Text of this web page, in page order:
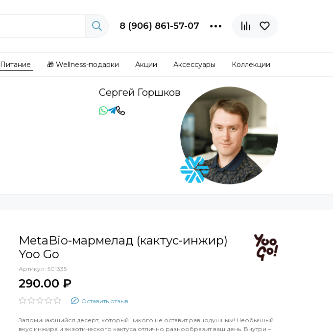
8 (906) 861-57-07
Питание 🎁 Wellness-подарки Акции Аксессуары Коллекции
Сергей Горшков
MetaBio-мармелад (кактус-инжир)
Yoo Gо
Артикул: 501335
290.00 ₽
Оставить отзыв
Запоминающийся десерт, который никого не оставит равнодушным! Необычный
вкус инжира и экзотического кактуса отлично разнообразит ваш день. Внутри –